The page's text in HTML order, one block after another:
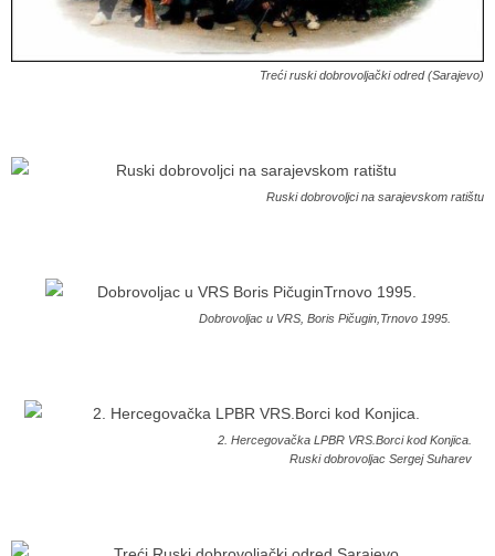
Treći ruski dobrovoljački odred (Sarajevo)
Ruski dobrovoljci na sarajevskom ratištu
Dobrovoljac u VRS, Boris Pičugin,Trnovo 1995.
2. Hercegovačka LPBR VRS.Borci kod Konjica.
Ruski dobrovoljac Sergej Suharev